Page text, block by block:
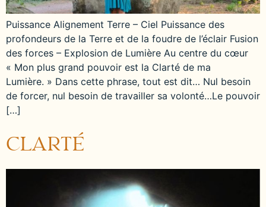
Puissance Alignement Terre – Ciel Puissance des
profondeurs de la Terre et de la foudre de l’éclair Fusion
des forces – Explosion de Lumière Au centre du cœur
« Mon plus grand pouvoir est la Clarté de ma
Lumière. » Dans cette phrase, tout est dit… Nul besoin
de forcer, nul besoin de travailler sa volonté…Le pouvoir
[…]
CLARTÉ